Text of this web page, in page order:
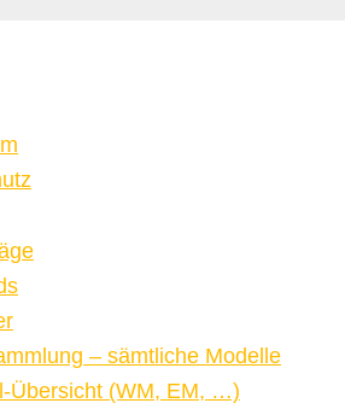
– sämtliche Modelle
Übersicht (WM, EM, …)